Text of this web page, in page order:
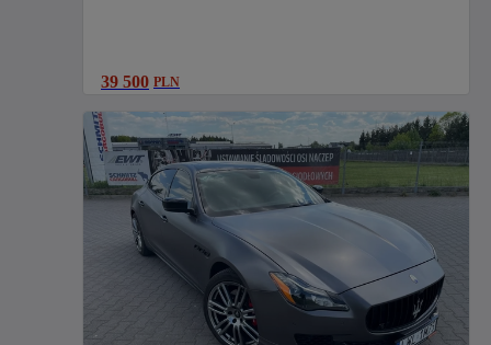
39 500 PLN